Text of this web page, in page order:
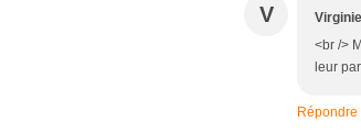
V Virginie
<br />
leur
Répondre